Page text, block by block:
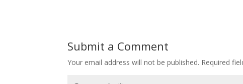
o
o
k
o
n
Submit a Comment
Your email address will not be published. Required